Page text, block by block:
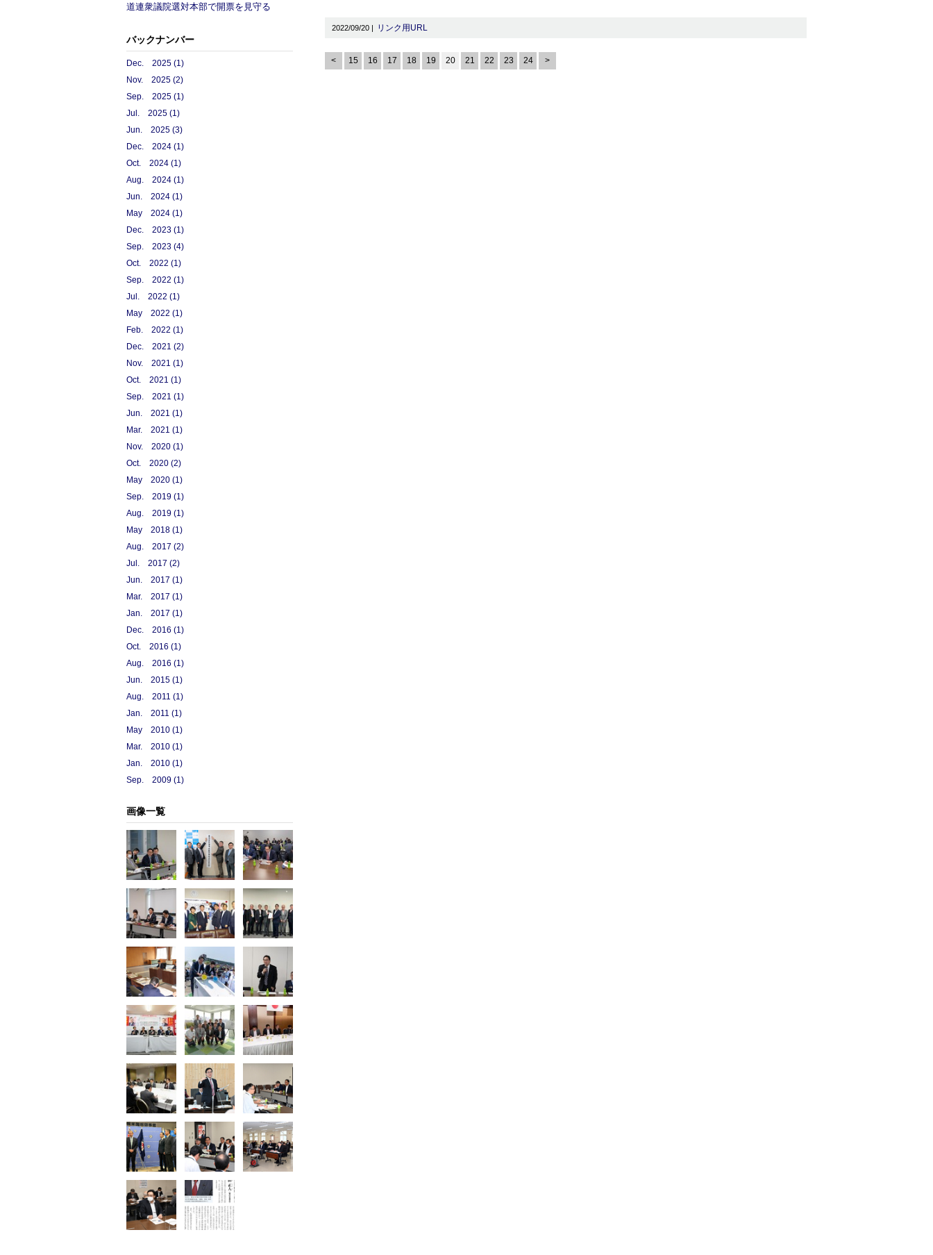
2022/09/20 | リンク用URL
< 15 16 17 18 19 20 21 22 23 24 >
道連衆議院選対本部で開票を見守る
バックナンバー
Dec. 2025 (1)
Nov. 2025 (2)
Sep. 2025 (1)
Jul. 2025 (1)
Jun. 2025 (3)
Dec. 2024 (1)
Oct. 2024 (1)
Aug. 2024 (1)
Jun. 2024 (1)
May 2024 (1)
Dec. 2023 (1)
Sep. 2023 (4)
Oct. 2022 (1)
Sep. 2022 (1)
Jul. 2022 (1)
May 2022 (1)
Feb. 2022 (1)
Dec. 2021 (2)
Nov. 2021 (1)
Oct. 2021 (1)
Sep. 2021 (1)
Jun. 2021 (1)
Mar. 2021 (1)
Nov. 2020 (1)
Oct. 2020 (2)
May 2020 (1)
Sep. 2019 (1)
Aug. 2019 (1)
May 2018 (1)
Aug. 2017 (2)
Jul. 2017 (2)
Jun. 2017 (1)
Mar. 2017 (1)
Jan. 2017 (1)
Dec. 2016 (1)
Oct. 2016 (1)
Aug. 2016 (1)
Jun. 2015 (1)
Aug. 2011 (1)
Jan. 2011 (1)
May 2010 (1)
Mar. 2010 (1)
Jan. 2010 (1)
Sep. 2009 (1)
画像一覧